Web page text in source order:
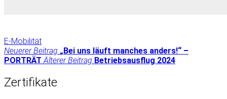
E-Mobilität
Neuerer Beitrag „Bei uns läuft manches anders!“ –
PORTRÄTÄlterer Beitrag Betriebsausflug 2024
Zertifikate